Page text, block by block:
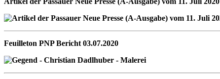
Feuilleton PNP Bericht 03.07.2020